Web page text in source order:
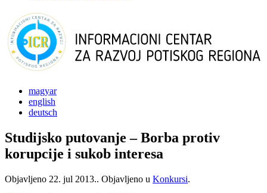
magyar
english
deutsch
Studijsko putovanje – Borba protiv
korupcije i sukob interesa
Objavljeno 22. jul 2013.. Objavljeno u Konkursi.